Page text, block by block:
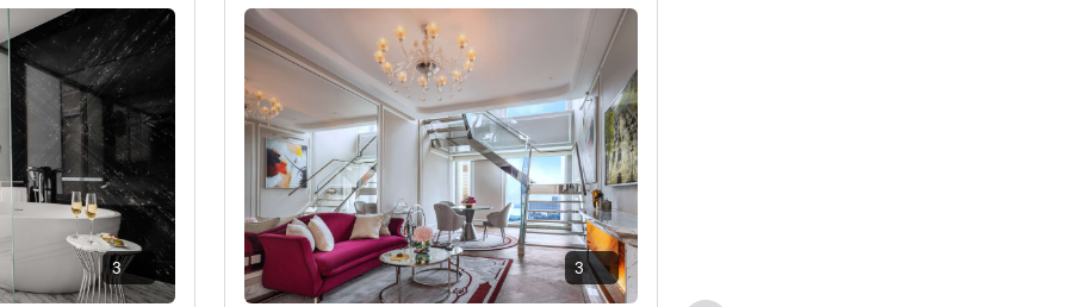
راجع التفاصيل
3
راجع التفاصيل
3